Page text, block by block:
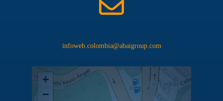
infoweb.colombia@abaigroup.com
+
−